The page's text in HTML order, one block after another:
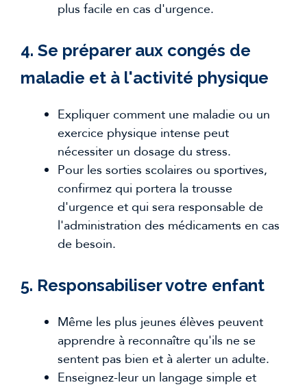
plus facile en cas d'urgence.
4. Se préparer aux congés de
maladie et à l'activité physique
Expliquer comment une maladie ou un
exercice physique intense peut
nécessiter un dosage du stress.
Pour les sorties scolaires ou sportives,
confirmez qui portera la trousse
d'urgence et qui sera responsable de
l'administration des médicaments en cas
de besoin.
5. Responsabiliser votre enfant
Même les plus jeunes élèves peuvent
apprendre à reconnaître qu'ils ne se
sentent pas bien et à alerter un adulte.
Enseignez-leur un langage simple et